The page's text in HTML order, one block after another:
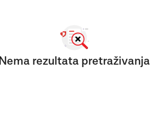
Nema rezultata pretraživanja